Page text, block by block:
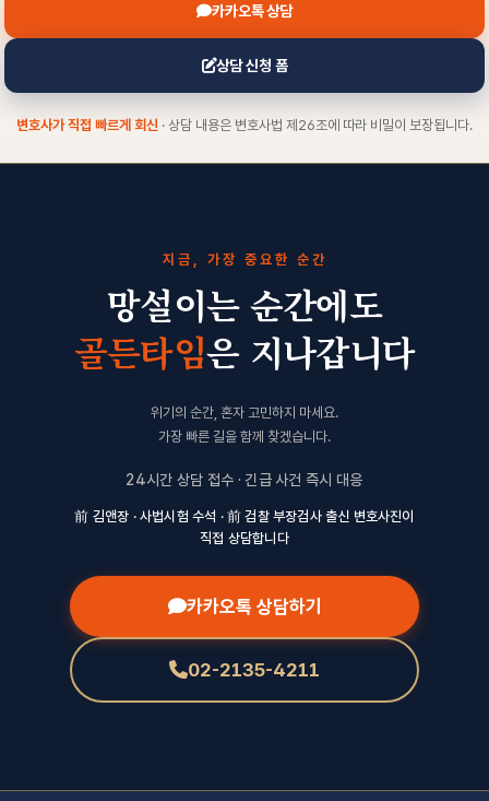
카카오톡 상담
상담 신청 폼
변호사가 직접 빠르게 회신 · 상담 내용은 변호사법 제26조에 따라 비밀이 보장됩니다.
지금, 가장 중요한 순간
망설이는 순간에도
골든타임은 지나갑니다
위기의 순간, 혼자 고민하지 마세요.
가장 빠른 길을 함께 찾겠습니다.
24시간 상담 접수 · 긴급 사건 즉시 대응
前 김앤장 · 사법시험 수석 · 前 검찰 부장검사 출신 변호사진이
직접 상담합니다
카카오톡 상담하기
02-2135-4211